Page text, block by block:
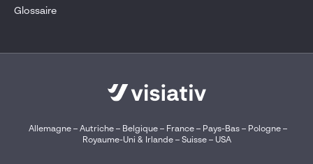
Glossaire
Allemagne– Autriche– Belgique – France– Pays-Bas– Pologne–
Royaume-Uni & Irlande– Suisse– USA